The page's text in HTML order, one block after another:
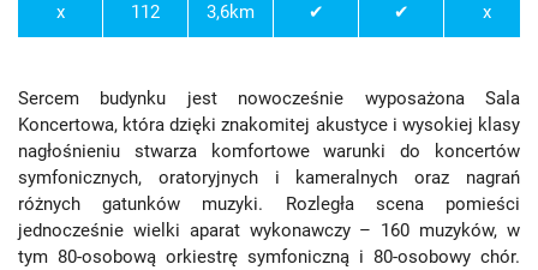
x 112 3,6km ✔ ✔ x
Sercem budynku jest nowocześnie wyposażona Sala
Koncertowa, która dzięki znakomitej akustyce i wysokiej klasy
nagłośnieniu stwarza komfortowe warunki do koncertów
symfonicznych, oratoryjnych i kameralnych oraz nagrań
różnych gatunków muzyki. Rozległa scena pomieści
jednocześnie wielki aparat wykonawczy – 160 muzyków, w
tym 80-osobową orkiestrę symfoniczną i 80-osobowy chór.